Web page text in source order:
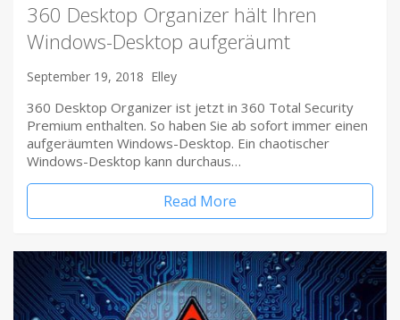
360 Desktop Organizer hält Ihren
Windows-Desktop aufgeräumt
September 19, 2018 Elley
360 Desktop Organizer ist jetzt in 360 Total Security
Premium enthalten. So haben Sie ab sofort immer einen
aufgeräumten Windows-Desktop. Ein chaotischer
Windows-Desktop kann durchaus…
Read More